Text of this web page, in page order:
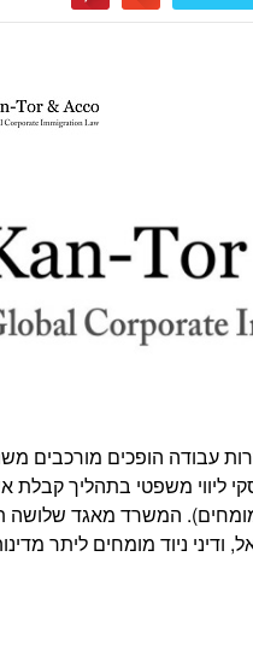
עבודה הופכים מורכבים
ליווי משפטי בתהליך קבלת
המשרד מאגד שלושה
ודיני ניוד מומחים ליתר